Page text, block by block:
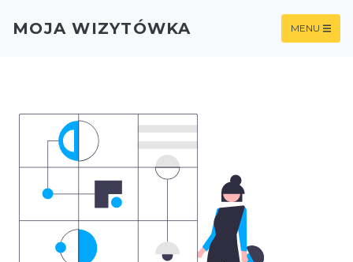
MOJA WIZYTÓWKA MENU